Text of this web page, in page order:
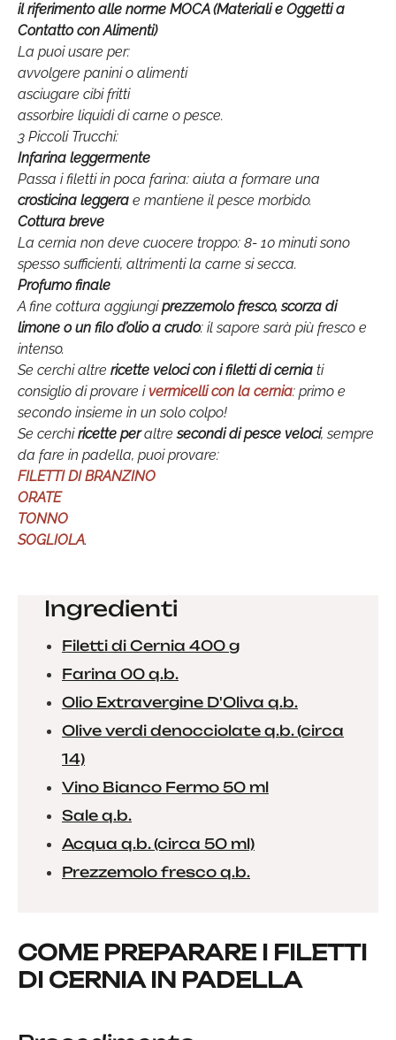
il riferimento alle norme MOCA(Materiali e Oggetti a
Contatto con Alimenti)
La puoi usare per:
avvolgere panini o alimenti
asciugare cibi fritti
assorbire liquidi di carne o pesce.
3 Piccoli Trucchi:
Infarina leggermente
Passa i filetti in poca farina: aiuta a formare una
crosticina leggera e mantiene il pesce morbido.
Cottura breve
La cernia non deve cuocere troppo: 8- 10 minuti sono
spesso sufficienti, altrimenti la carne si secca.
Profumo finale
A fine cottura aggiungiprezzemolo fresco, scorza di
limone o un filo d’olio a crudo: il sapore sarà più fresco e
intenso.
Se cerchi altre ricette veloci con i filetti di cernia ti
consiglio di provare i vermicelli con la cernia: primo e
secondo insieme in un solo colpo!
Se cerchiricette peraltresecondi di pesce veloci, sempre
da fare in padella, puoi provare:
FILETTI DI BRANZINO
ORATE
TONNO
SOGLIOLA.
Ingredienti
Filetti di Cernia 400 g
Farina 00 q.b.
Olio Extravergine D'Oliva q.b.
Olive verdi denocciolate q.b. (circa
14)
Vino Bianco Fermo 50 ml
Sale q.b.
Acqua q.b. (circa 50 ml)
Prezzemolo fresco q.b.
COME PREPARARE I FILETTI
DI CERNIA IN PADELLA